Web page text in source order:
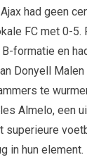
had geen
FC met 0-5.
formatie en
Donyell
te
Almelo, een
superieure
in hun